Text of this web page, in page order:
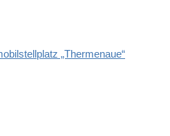
„Thermenaue“